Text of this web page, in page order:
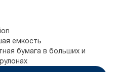
емкость
бумага в больших и